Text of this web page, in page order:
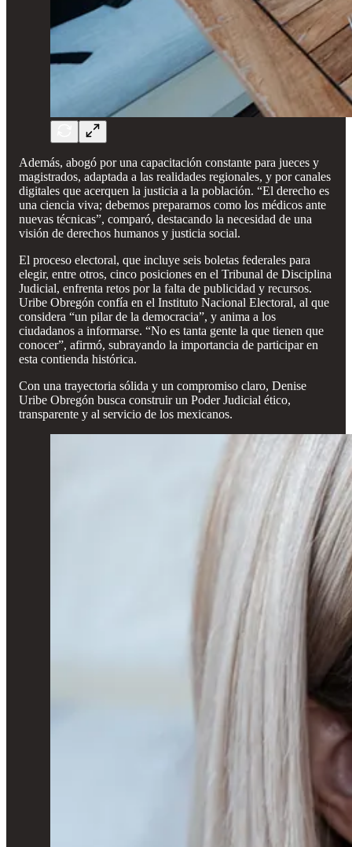
Además, abogó por una capacitación constante para jueces y
magistrados, adaptada a las realidades regionales, y por canales
digitales que acerquen la justicia a la población. “El derecho es
una ciencia viva; debemos prepararnos como los médicos ante
nuevas técnicas”, comparó, destacando la necesidad de una
visión de derechos humanos y justicia social.
El proceso electoral, que incluye seis boletas federales para
elegir, entre otros, cinco posiciones en el Tribunal de Disciplina
Judicial, enfrenta retos por la falta de publicidad y recursos.
Uribe Obregón confía en el Instituto Nacional Electoral, al que
considera “un pilar de la democracia”, y anima a los
ciudadanos a informarse. “No es tanta gente la que tienen que
conocer”, afirmó, subrayando la importancia de participar en
esta contienda histórica.
Con una trayectoria sólida y un compromiso claro, Denise
Uribe Obregón busca construir un Poder Judicial ético,
transparente y al servicio de los mexicanos.